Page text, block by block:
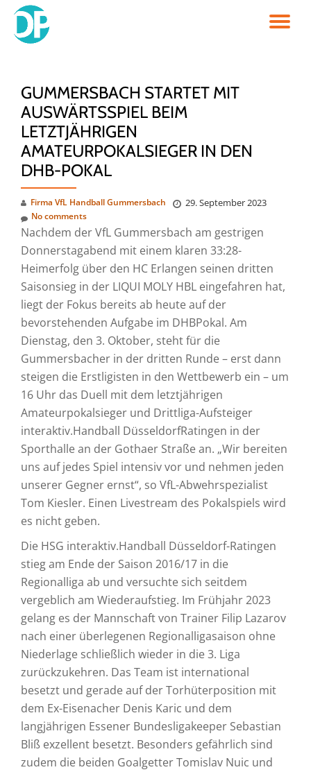
Skip
GUMMERSBACH STARTET MIT
AUSWÄRTSSPIEL BEIM
LETZTJÄHRIGEN
AMATEURPOKALSIEGER IN DEN
DHB-POKAL
Firma VfL Handball Gummersbach 29. September 2023
No comments
Nachdem der VfL Gummersbach am gestrigen
Donnerstagabend mit einem klaren 33:28-
Heimerfolg über den HC Erlangen seinen dritten
Saisonsieg in der LIQUI MOLY HBL eingefahren hat,
liegt der Fokus bereits ab heute auf der
bevorstehenden Aufgabe im DHBPokal. Am
Dienstag, den 3. Oktober, steht für die
Gummersbacher in der dritten Runde – erst dann
steigen die Erstligisten in den Wettbewerb ein – um
16 Uhr das Duell mit dem letztjährigen
Amateurpokalsieger und Drittliga-Aufsteiger
interaktiv.Handball DüsseldorfRatingen in der
Sporthalle an der Gothaer Straße an. „Wir bereiten
uns auf jedes Spiel intensiv vor und nehmen jeden
unserer Gegner ernst“, so VfL-Abwehrspezialist
Tom Kiesler. Einen Livestream des Pokalspiels wird
es nicht geben.
Die HSG interaktiv.Handball Düsseldorf-Ratingen
stieg am Ende der Saison 2016/17 in die
Regionalliga ab und versuchte sich seitdem
vergeblich am Wiederaufstieg. Im Frühjahr 2023
gelang es der Mannschaft von Trainer Filip Lazarov
nach einer überlegenen Regionalligasaison ohne
Niederlage schließlich wieder in die 3. Liga
zurückzukehren. Das Team ist international
besetzt und gerade auf der Torhüterposition mit
dem Ex-Eisenacher Denis Karic und dem
langjährigen Essener Bundesligakeeper Sebastian
Bliß exzellent besetzt. Besonders gefährlich sind
zudem die beiden Goalgetter Tomislav Nuic und